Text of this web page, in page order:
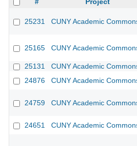
25231 CUNY Academic
25165 CUNY Academic
25131
CUNY Academic
24876
CUNY Academic
24759 CUNY Academic
24651 CUNY Academic